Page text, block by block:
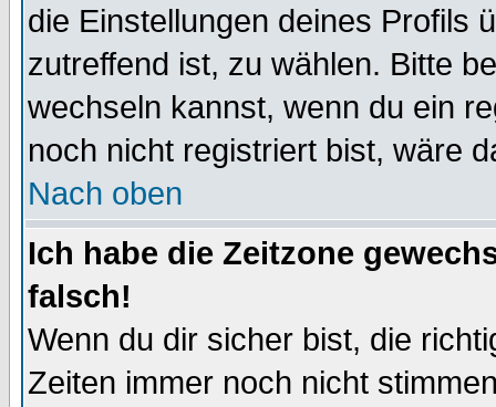
die Einstellungen deines Profils
zutreffend ist, zu wählen. Bitte
wechseln kannst, wenn du ein
noch nicht registriert bist, wäre
Nach oben
Ich habe die Zeitzone
falsch!
Wenn du dir sicher bist, die
Zeiten immer noch nicht